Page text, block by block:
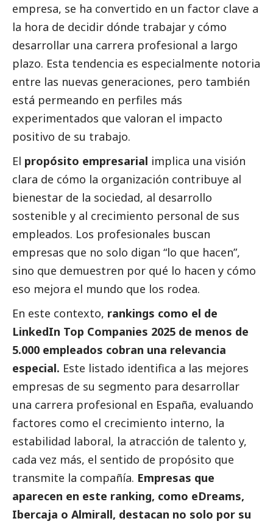
empresa, se ha convertido en un factor clave a
la hora de decidir dónde trabajar y cómo
desarrollar una carrera profesional a largo
plazo. Esta tendencia es especialmente notoria
entre las nuevas generaciones, pero también
está permeando en perfiles más
experimentados que valoran el impacto
positivo de su trabajo.
El propósito empresarial implica una visión
clara de cómo la organización contribuye al
bienestar de la sociedad, al desarrollo
sostenible y al crecimiento personal de sus
empleados. Los profesionales buscan
empresas que no solo digan “lo que hacen”,
sino que demuestren por qué lo hacen y cómo
eso mejora el mundo que los rodea.
En este contexto, rankings como el de
LinkedIn Top Companies 2025 de menos de
5.000 empleados cobran una relevancia
especial. Este listado identifica a las mejores
empresas de su segmento para desarrollar
una carrera profesional en España, evaluando
factores como el crecimiento interno, la
estabilidad laboral, la atracción de talento y,
cada vez más, el sentido de propósito que
transmite la compañía. Empresas que
aparecen en este ranking, como eDreams,
Ibercaja o Almirall, destacan no solo por su